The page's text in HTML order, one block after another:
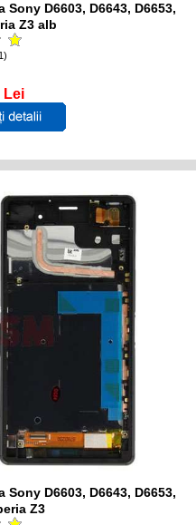
D6603, D6643, D6653,
Z3 alb
Lei
D6603, D6643, D6653,
Z3